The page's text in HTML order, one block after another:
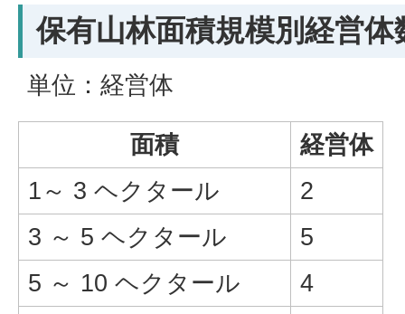
保有山林面積規模別経営体
単位：経営体
面積
経営体
1～ 3 ヘクタール
2
3 ～ 5 ヘクタール
5
5 ～ 10 ヘクタール
4